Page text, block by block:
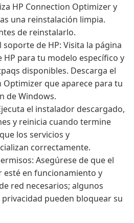
HP Connection Optimizer y
una reinstalación limpia.
de reinstalarlo.
soporte de HP: Visita la página
para tu modelo específico y
disponibles. Descarga el
Optimizer que aparece para tu
de Windows.
el instalador descargado,
y reinicia cuando termine
los servicios y
correctamente.
Asegúrese de que el
en funcionamiento y
red necesarios; algunos
pueden bloquear su